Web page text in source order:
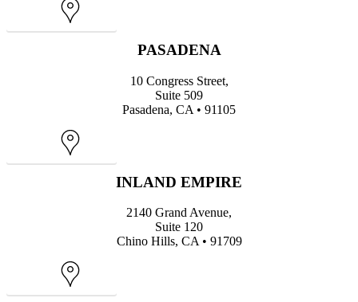
PASADENA
10 Congress Street,
Suite 509
Pasadena, CA • 91105
INLAND EMPIRE
2140 Grand Avenue,
Suite 120
Chino Hills, CA • 91709